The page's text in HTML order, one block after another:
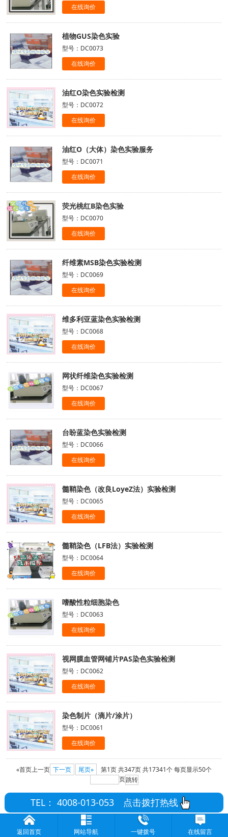
在线询价
植物GUS染色实验
型号：DC0073
在线询价
油红O染色实验检测
型号：DC0072
在线询价
油红O（大体）染色实验服务
型号：DC0071
在线询价
荧光桃红B染色实验
型号：DC0070
在线询价
纤维素MSB染色实验检测
型号：DC0069
在线询价
维多利亚蓝染色实验检测
型号：DC0068
在线询价
网状纤维染色实验检测
型号：DC0067
在线询价
台盼蓝染色实验检测
型号：DC0066
在线询价
髓鞘染色（改良LoyeZ法）实验检测
型号：DC0065
在线询价
髓鞘染色（LFB法）实验检测
型号：DC0064
在线询价
嗜酸性粒细胞染色
型号：DC0063
在线询价
视网膜血管网铺片PAS染色实验检测
型号：DC0062
在线询价
染色制片（滴片/涂片）
型号：DC0061
在线询价
«首页上一页 下一页 尾页» 第1页共347页共17341个每页显示50个
页
TEL： 4008-013-053点击拨打热线
返回首页 网站导航 一键拨号 在线留言